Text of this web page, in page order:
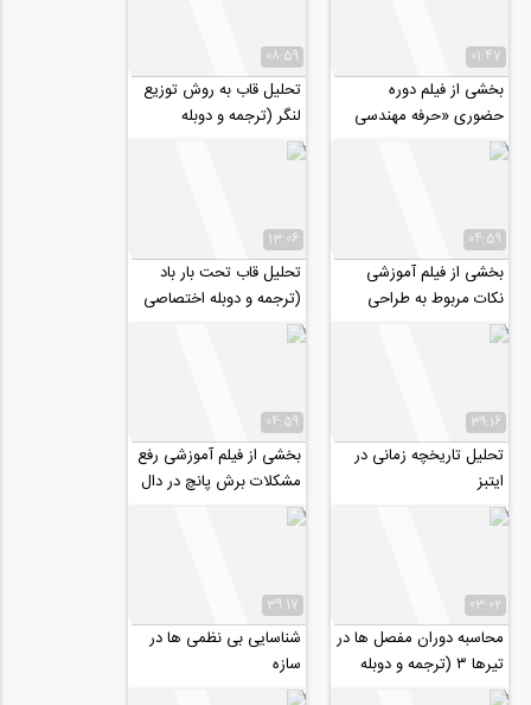
01:47
بخشی از فیلم دوره
حضوری «حرفه مهندسی
ساختمان را حرفه ای آغاز
کنیم»
08:59
تحلیل قاب به روش توزیع
لنگر (ترجمه و دوبله
اختصاصی موسسه ۸۰۸)
04:59
بخشی از فیلم آموزشی
نکات مربوط به طراحی
تیرچه ها در سقف تیرچه
بلوک بر اساس...
13:06
تحلیل قاب تحت بار باد
(ترجمه و دوبله اختصاصی
موسسه ۸۰۸)
39:16
تحلیل تاریخچه زمانی در
ایتبز
04:59
بخشی از فیلم آموزشی رفع
مشکلات برش پانچ در دال
و فونداسیون
03:02
محاسبه دوران مفصل ها در
تیرها ۳ (ترجمه و دوبله
اختصاصی موسسه ۸۰۸)
39:17
شناسایی بی نظمی ها در
سازه